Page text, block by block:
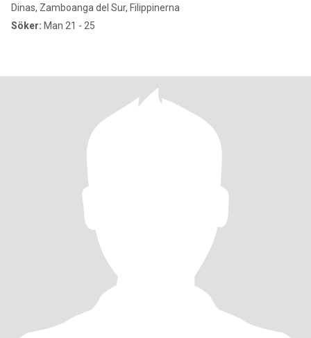
Dinas, Zamboanga del Sur, Filippinerna
Söker: Man 21 - 25